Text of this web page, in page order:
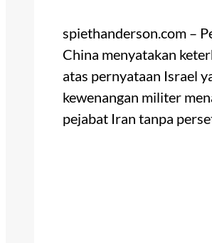
spiethanderson.com –
China menyatakan
atas pernyataan Israel
kewenangan militer
pejabat Iran tanpa